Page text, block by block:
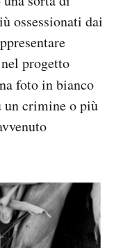
ossessionati dai
progetto
foto in bianco
un crimine o più